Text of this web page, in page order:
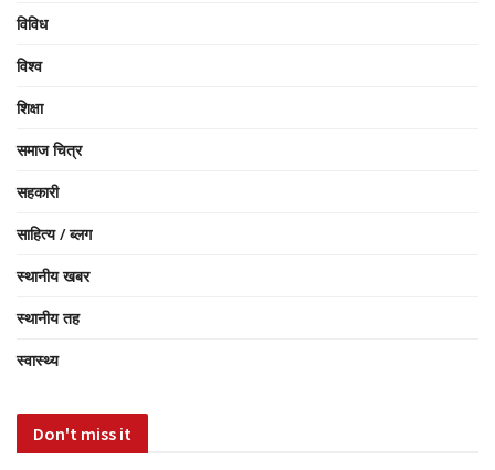
विविध
विश्व
शिक्षा
समाज चित्र
सहकारी
साहित्य / ब्लग
स्थानीय खबर
स्थानीय तह
स्वास्थ्य
Don't miss it